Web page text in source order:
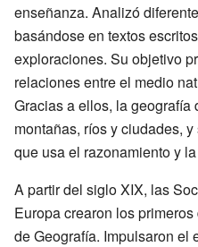
enseñanza. Analizó
basándose en textos
exploraciones. Su objetivo
relaciones entre el medio
Gracias a ellos, la
montañas, ríos y ciudades,
que usa el razonamiento y
A partir del siglo XIX, las
Europa crearon los
de Geografía. Impulsaron el